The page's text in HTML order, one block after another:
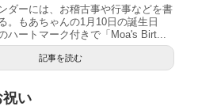
ダーには、お稽古事や行事などを書
。もあちゃんの1月10日の誕生日
ハートマーク付きで「Moa's Birt...
記事を読む
祝い